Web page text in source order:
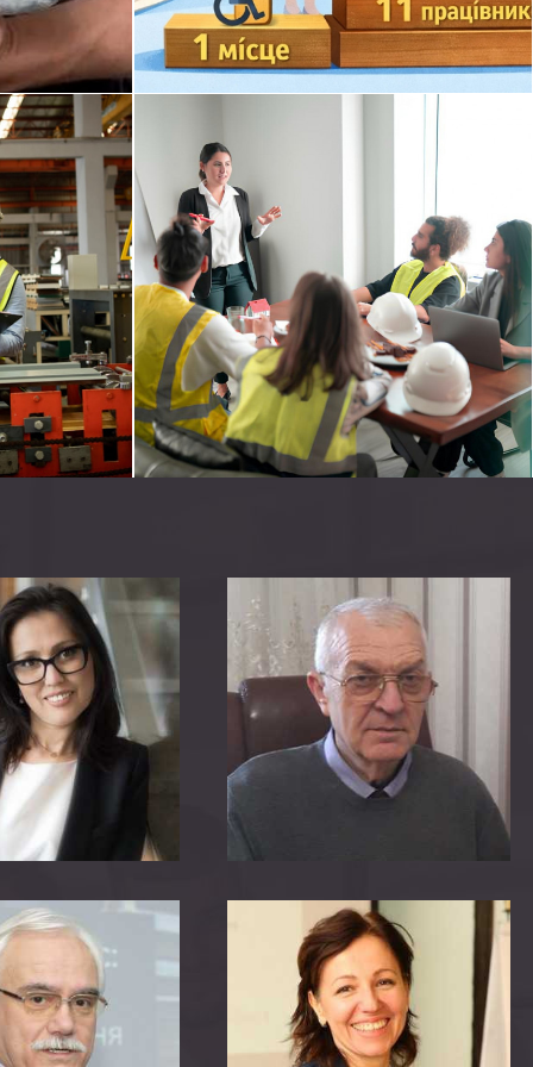
Докладніше
а
є
й
т...
©
Хотіли як краще…
Про нову професію «Менеджер
(управитель) з психосоціальної
підтримки персоналу, безпеки та
гігієни праці». Це ефективний
помічник чи форма...
Докладніше
NEBOSH, член
of Occupational
Health (IOSH)
Behavioural
наставник,
тренер